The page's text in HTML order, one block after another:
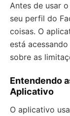
Antes de usar
seu perfil do
coisas. O
está
sobre as
Entendendo
Aplicativo
O aplicativo